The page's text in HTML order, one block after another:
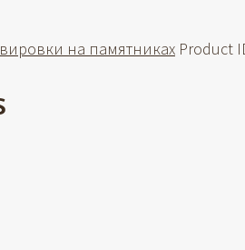
на памятниках Product